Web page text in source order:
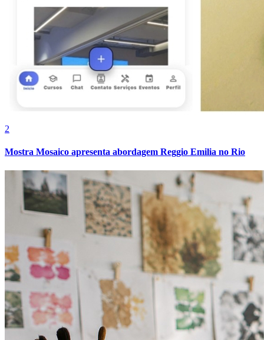
2
Mostra Mosaico apresenta abordagem Reggio Emilia no Rio